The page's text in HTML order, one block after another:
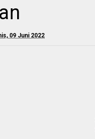
09 Juni 2022